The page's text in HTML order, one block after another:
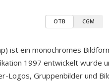
OTB CGM
ist ein monochromes
1997 entwickelt wurde
Logos, Gruppenbilder und